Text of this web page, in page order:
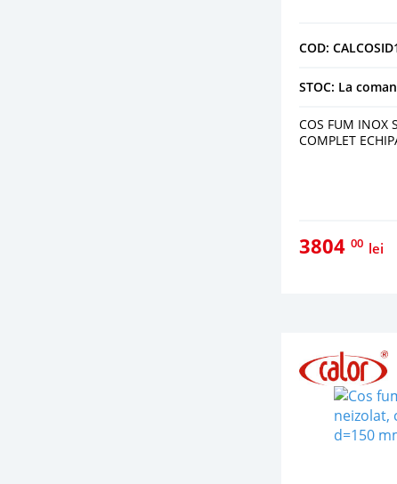
COD:
STOC: La
COS FUM INOX
COMPLET
3804 00 lei